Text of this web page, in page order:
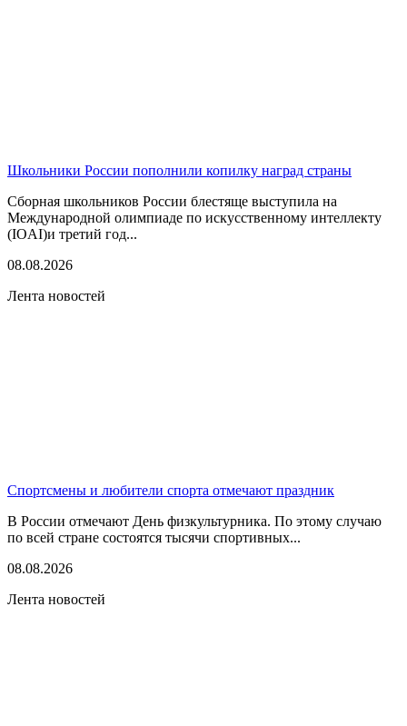
Школьники России пополнили копилку наград страны
Сборная школьников России блестяще выступила на
Международной олимпиаде по искусственному интеллекту
(IOAI)и третий год...
08.08.2026
Лента новостей
Спортсмены и любители спорта отмечают праздник
В России отмечают День физкультурника. По этому случаю
по всей стране состоятся тысячи спортивных...
08.08.2026
Лента новостей